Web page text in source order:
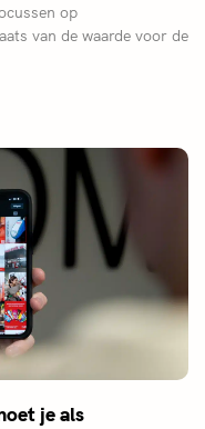
op
van de waarde voor de
je als